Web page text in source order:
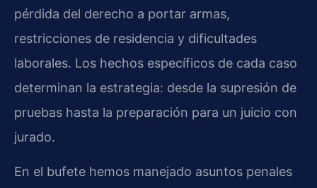
pérdida del derecho a portar armas,
restricciones de residencia y dificultades
laborales. Los hechos específicos de cada caso
determinan la estrategia: desde la supresión de
pruebas hasta la preparación para un juicio con
jurado.
En el bufete hemos manejado asuntos penales